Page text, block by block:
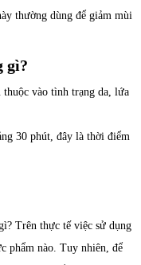
thường dùng để giảm mùi
gì?
vào tình trạng da, lứa
30 phút, đây là thời điểm
Trên thực tế việc sử dụng
phẩm nào. Tuy nhiên, để